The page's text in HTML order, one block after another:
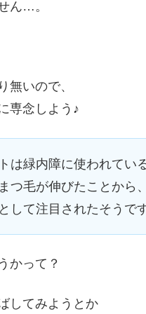
ん…。
無いので、
専念しよう♪
は緑内障に使われてい
つ毛が伸びたことから、
して注目されたそうです
かって？
してみようとか